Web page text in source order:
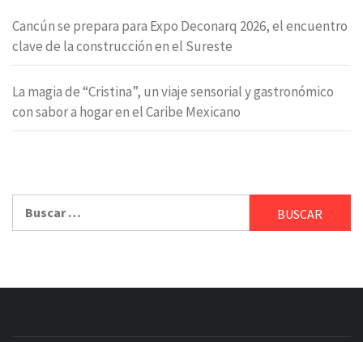
Cancún se prepara para Expo Deconarq 2026, el encuentro
clave de la construcción en el Sureste
La magia de “Cristina”, un viaje sensorial y gastronómico
con sabor a hogar en el Caribe Mexicano